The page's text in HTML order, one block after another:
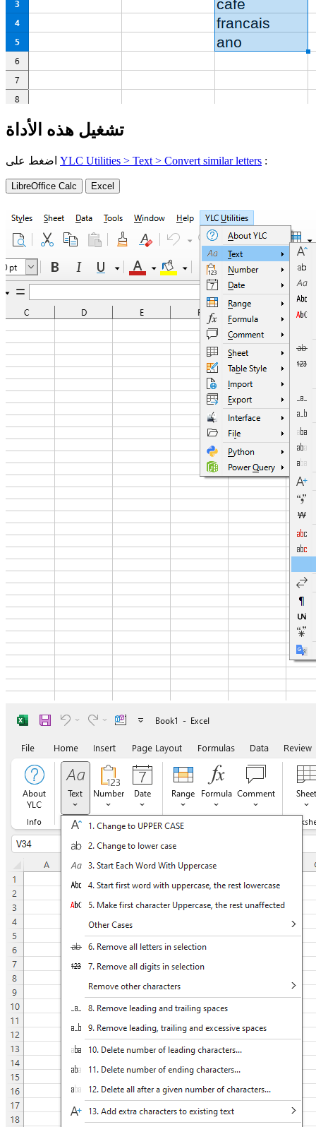
تشغيل هذه الأداة
YLC Utilities > Text > Convert similar letters :
LibreOffice Calc Excel